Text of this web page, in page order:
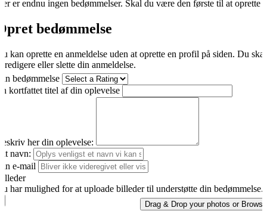
er endnu ingen bedømmelser. Skal du være den første til at oprette
bedømmelse
kan oprette en anmeldelse uden at oprette en profil på siden. Du
redigere eller slette din anmeldelse.
bedømmelse
kortfattet titel af din oplevelse
her din oplevelse:
navn:
e-mail
har mulighed for at uploade billeder til understøtte din bedømmelse.
Drag & Drop your photos or Browse